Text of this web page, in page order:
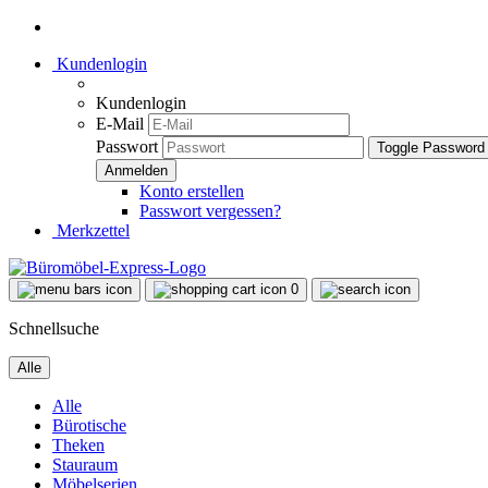
Kundenlogin
Kundenlogin
E-Mail
Passwort
Toggle
Konto erstellen
Passwort vergessen?
Merkzettel
0
Schnellsuche
Alle
Alle
Bürotische
Theken
Stauraum
Möbelserien